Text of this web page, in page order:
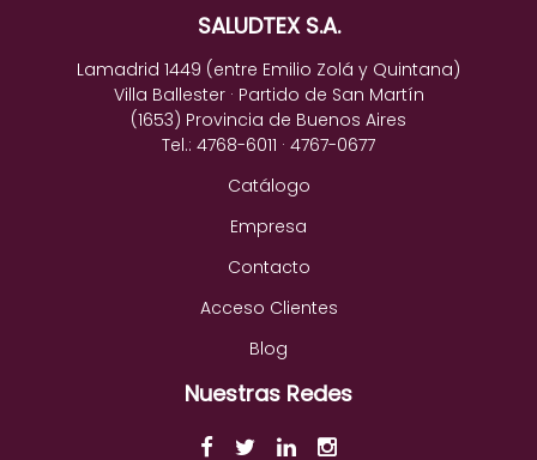
SALUDTEX S.A.
Lamadrid 1449 (entre Emilio Zolá y Quintana)
Villa Ballester · Partido de San Martín
(1653) Provincia de Buenos Aires
Tel.: 4768-6011 · 4767-0677
Catálogo
Empresa
Contacto
Acceso Clientes
Blog
Nuestras Redes